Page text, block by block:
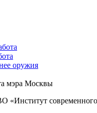
мэра Москвы
современного